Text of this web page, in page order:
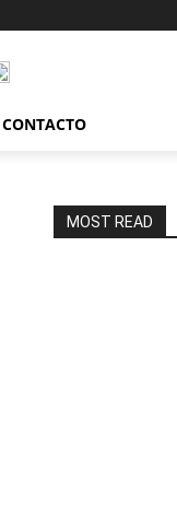
CONTACTO
MOST READ